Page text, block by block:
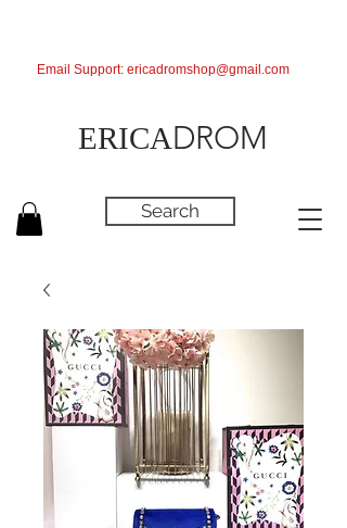
ERICADROM
Search
Email Support: ericadromshop@gmail.com